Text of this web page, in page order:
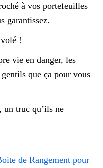
à vos portefeuilles
garantissez.
!
vie en danger, les
que ça pour vous
un truc qu’ils ne
de Rangement pour